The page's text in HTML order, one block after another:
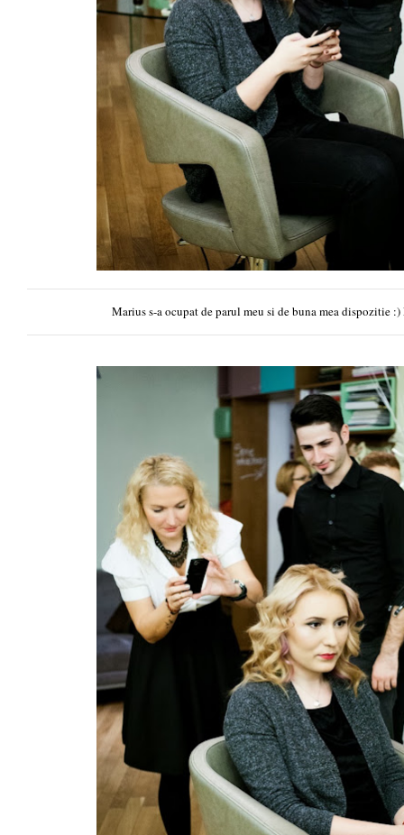
Marius s-a ocupat de parul meu si de buna mea dispozitie